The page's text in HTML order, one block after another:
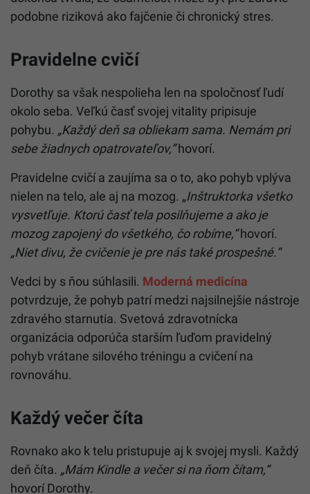
podobne riziková ako fajčenie či chronický stres.
Pravidelne cvičí
Dorothy sa však nespolieha len na spoločnosť ľudí
okolo seba. Veľkú časť svojej vitality pripisuje
pohybu. „Každý deň sa obliekam sama. Nemám pri
sebe žiadnych opatrovateľov,“hovorí.
Pravidelne cvičí a zaujíma sa o to, ako pohyb vplýva
nielen na telo, ale aj na mozog. „Inštruktorka všetko
vysvetľuje. Ktorú časť tela posilňujeme a ako je
mozog zapojený do všetkého, čo robíme,“hovorí.
„Niet divu, že cvičenie je pre nás také prospešné.“
Vedci by s ňou súhlasili. Moderná medicína
potvrdzuje, že pohyb patrí medzi najsilnejšie nástroje
zdravého starnutia. Svetová zdravotnícka
organizácia odporúča starším ľuďom pravidelný
pohyb vrátane silového tréningu a cvičení na
rovnováhu.
Každý večer číta
Rovnako ako k telu pristupuje aj k svojej mysli. Každý
deň číta. „Mám Kindle a večer si na ňom čítam,“
hovorí Dorothy.